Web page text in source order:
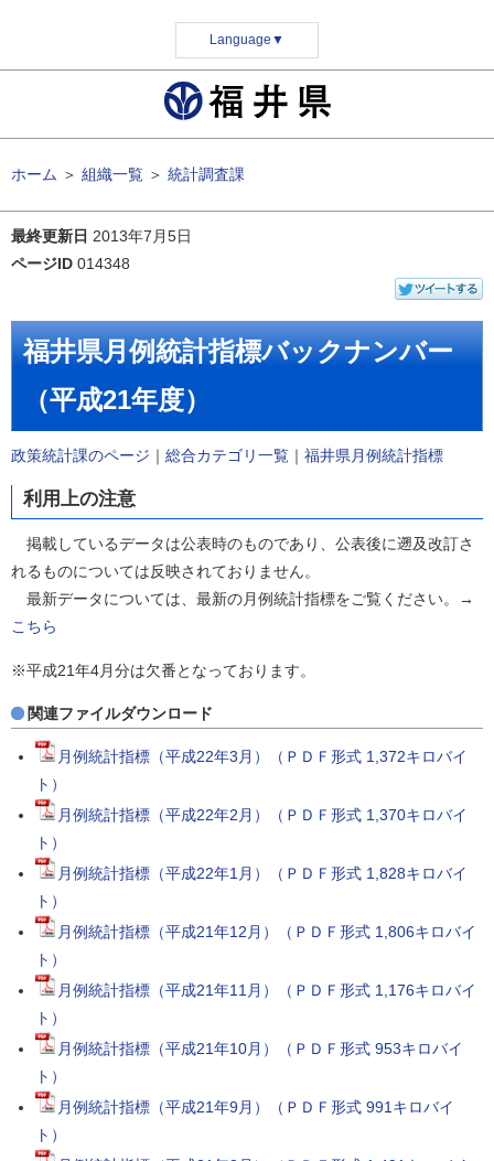
Language ▼
ホーム ＞ 組織一覧 ＞ 統計調査課
最終更新日 2013年7月5日
ページID 014348
福井県月例統計指標バックナンバー
（平成21年度）
政策統計課のページ ｜ 総合カテゴリ一覧 ｜ 福井県月例統計指標
利用上の注意
掲載しているデータは公表時のものであり、公表後に遡及改訂さ
れるものについては反映されておりません。
最新データについては、最新の月例統計指標をご覧ください。→
こちら
※平成21年4月分は欠番となっております。
関連ファイルダウンロード
月例統計指標（平成22年3月）（ＰＤＦ形式 1,372キロバイ
ト）
月例統計指標（平成22年2月）（ＰＤＦ形式 1,370キロバイ
ト）
月例統計指標（平成22年1月）（ＰＤＦ形式 1,828キロバイ
ト）
月例統計指標（平成21年12月）（ＰＤＦ形式 1,806キロバイ
ト）
月例統計指標（平成21年11月）（ＰＤＦ形式 1,176キロバイ
ト）
月例統計指標（平成21年10月）（ＰＤＦ形式 953キロバイ
ト）
月例統計指標（平成21年9月）（ＰＤＦ形式 991キロバイ
ト）